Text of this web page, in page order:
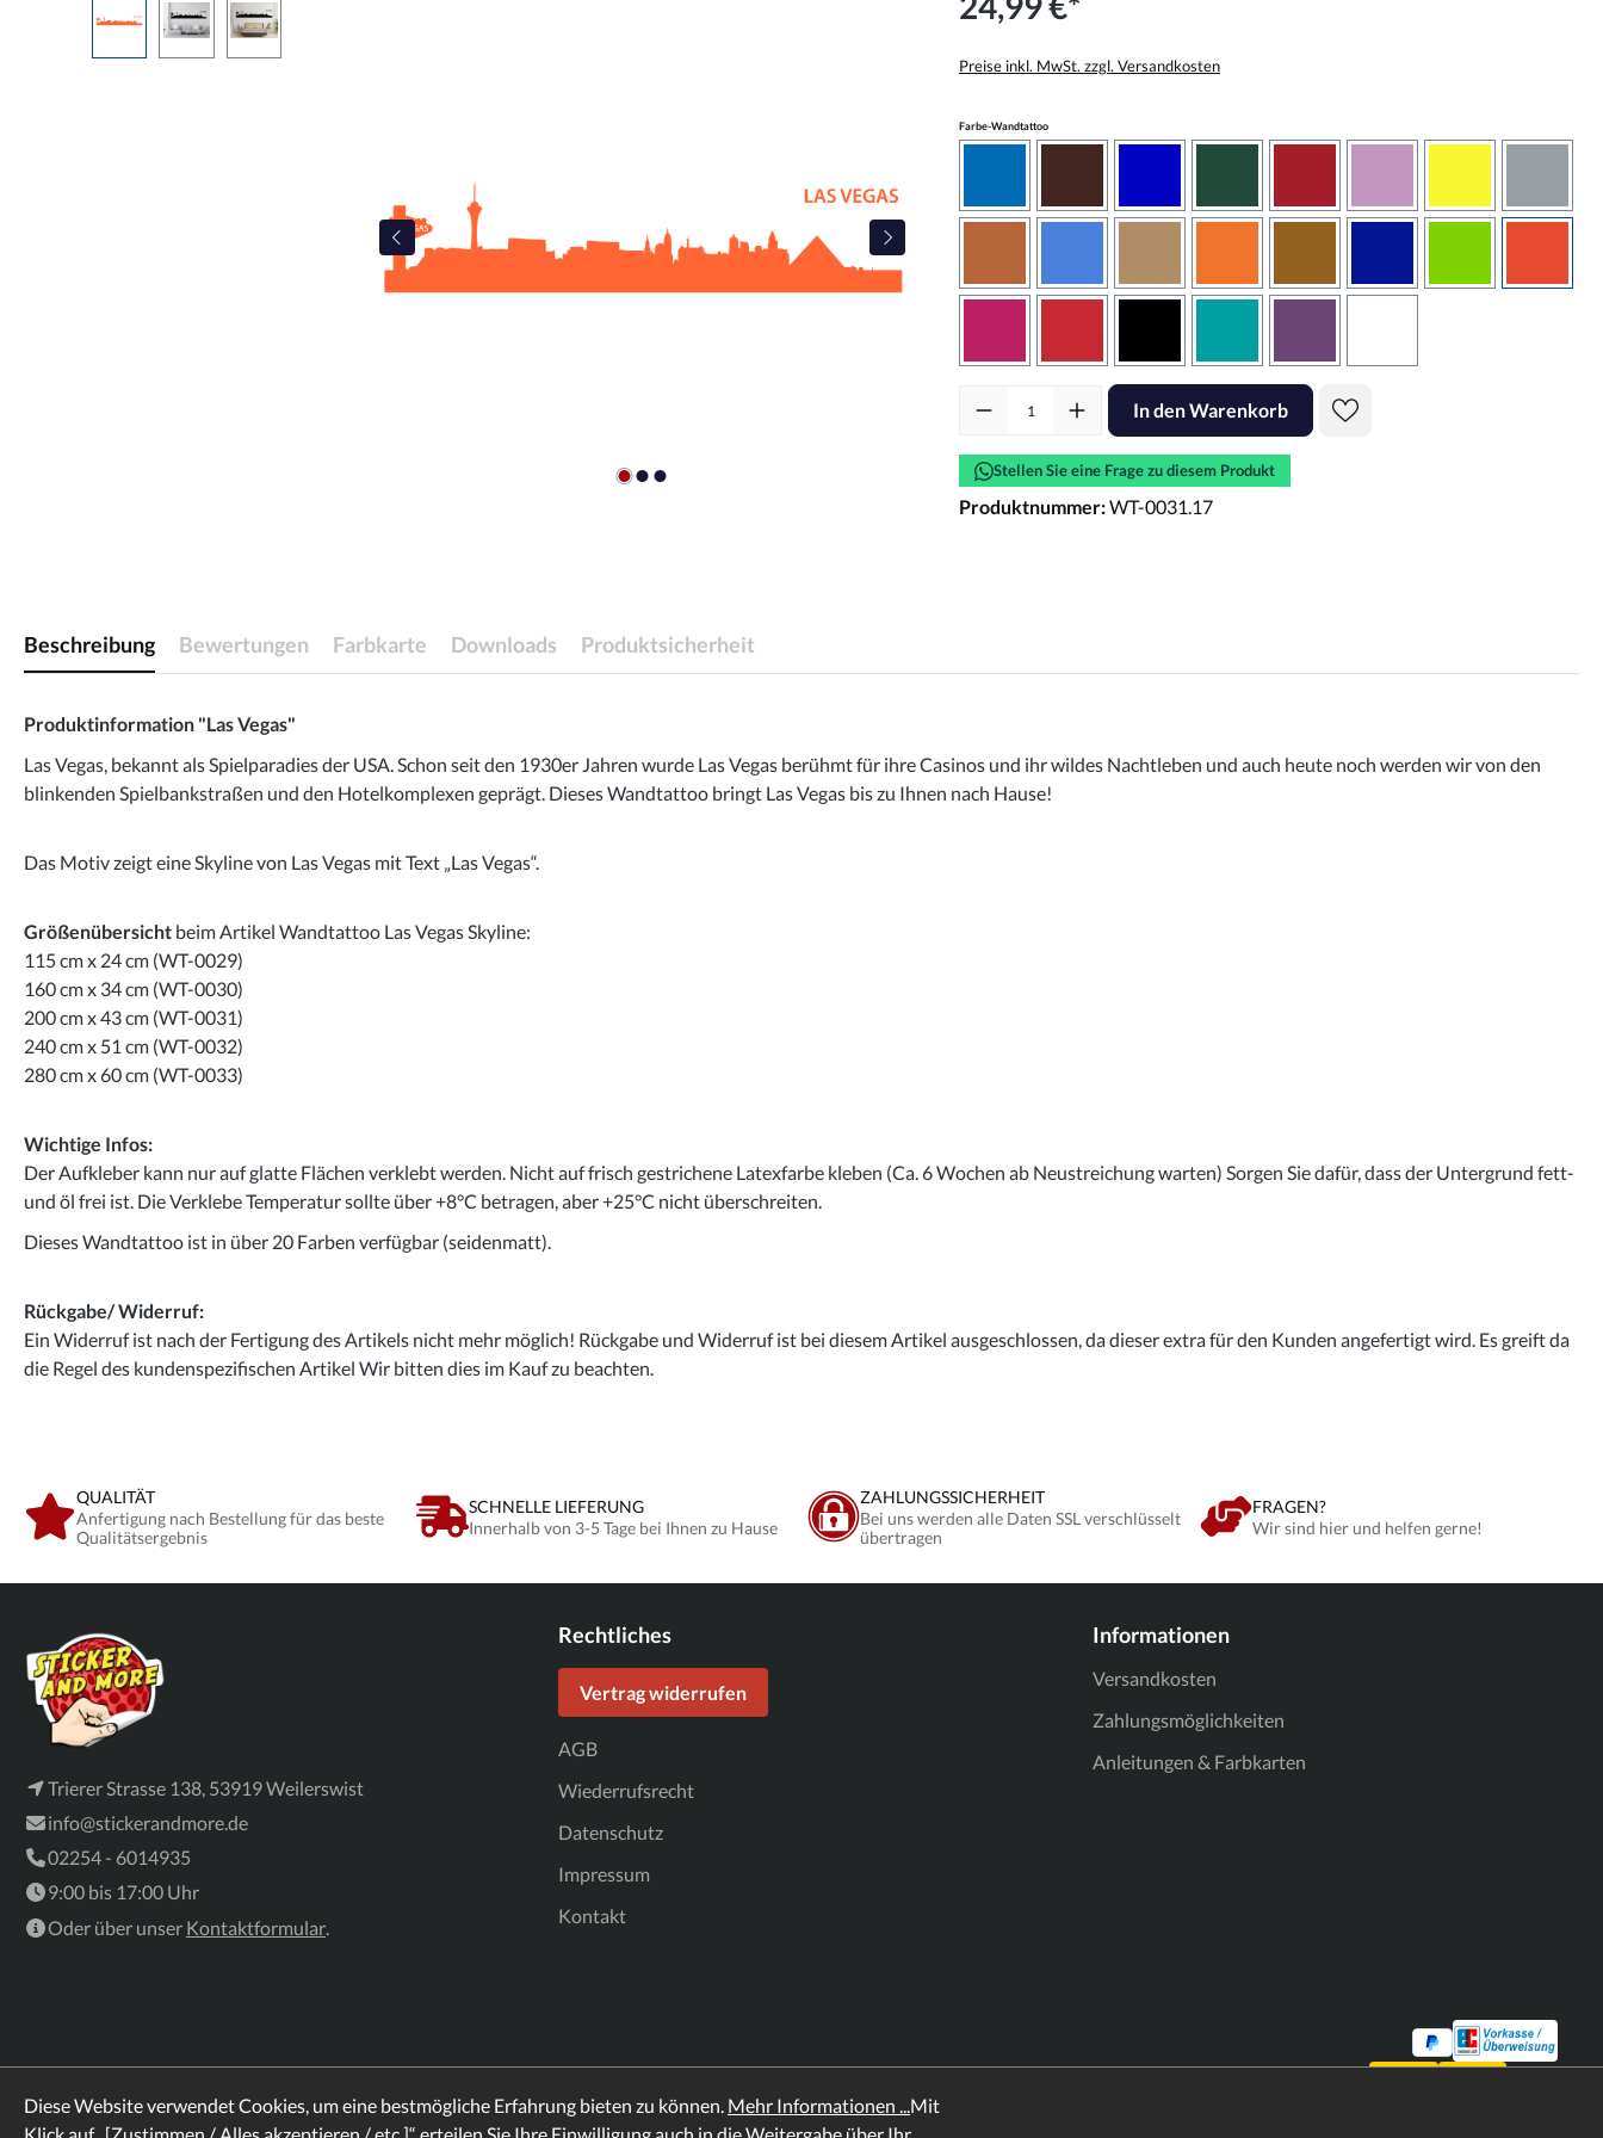
Preise inkl. MwSt. zzgl. Versandkosten
Farbe-Wandtattooauswählen
Produkt Anzahl: Gib den gewünschten Wert ein oder benutze die Schaltflächen
In den Warenkorb
Stellen Sie eine Frage zu diesem Produkt
Produktnummer:WT-0031.17
Beschreibung Bewertungen Farbkarte Downloads Produktsicherheit
Produktinformation "Las Vegas"
Las Vegas, bekannt als Spielparadies der USA. Schon seit den 1930er Jahren wurde Las Vegas berühmt für ihre Casinos und ihr wildes Nachtleben und auch heute noch werden wir von den
blinkenden Spielbankstraßen und den Hotelkomplexen geprägt. Dieses Wandtattoo bringt Las Vegas bis zu Ihnen nach Hause!
Das Motiv zeigt eine Skyline von Las Vegas mit Text „Las Vegas“.
Größenübersicht beim Artikel Wandtattoo Las Vegas Skyline:
115 cm x 24 cm (WT-0029)
160 cm x 34 cm (WT-0030)
200 cm x 43 cm (WT-0031)
240 cm x 51 cm (WT-0032)
280 cm x 60 cm (WT-0033)
Wichtige Infos:
Der Aufkleber kann nur auf glatte Flächen verklebt werden. Nicht auf frisch gestrichene Latexfarbe kleben (Ca. 6 Wochen ab Neustreichung warten) Sorgen Sie dafür, dass der Untergrund fett-
und öl frei ist. Die Verklebe Temperatur sollte über +8°C betragen, aber +25°C nicht überschreiten.
Dieses Wandtattoo ist in über 20 Farben verfügbar (seidenmatt).
Rückgabe/ Widerruf:
Ein Widerruf ist nach der Fertigung des Artikels nicht mehr möglich! Rückgabe und Widerruf ist bei diesem Artikel ausgeschlossen, da dieser extra für den Kunden angefertigt wird. Es greift da
die Regel des kundenspezifischen Artikel Wir bitten dies im Kauf zu beachten.
QUALITÄT
Anfertigung nach Bestellung für das beste
Qualitätsergebnis
SCHNELLE LIEFERUNG
Innerhalb von 3-5 Tage bei Ihnen zu Hause
ZAHLUNGSSICHERHEIT
Bei uns werden alle Daten SSL verschlüsselt
übertragen
FRAGEN?
Wir sind hier und helfen gerne!
Trierer Strasse 138, 53919 Weilerswist
info@stickerandmore.de
02254 - 6014935
9:00 bis 17:00 Uhr
Oder über unser Kontaktformular.
Rechtliches
Vertrag widerrufen
AGB
Wiederrufsrecht
Datenschutz
Impressum
Kontakt
Informationen
Versandkosten
Zahlungsmöglichkeiten
Anleitungen & Farbkarten
Diese Website verwendet Cookies, um eine bestmögliche Erfahrung bieten zu können. Mehr Informationen ...Mit